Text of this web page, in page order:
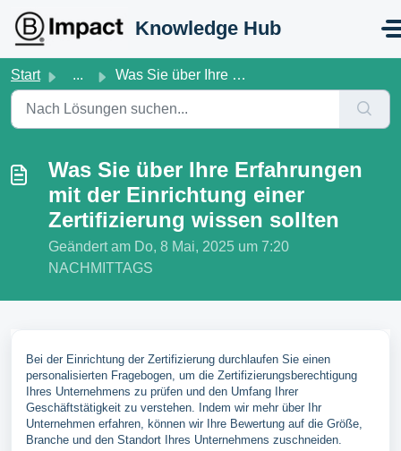
Knowledge Hub
Start ... Was Sie über Ihre Erfahrungen mit der Einrichtung einer Z...
Was Sie über Ihre Erfahrungen
mit der Einrichtung einer
Zertifizierung wissen sollten
Geändert am Do, 8 Mai, 2025 um 7:20
NACHMITTAGS
Bei der Einrichtung der Zertifizierung durchlaufen Sie einen
personalisierten Fragebogen, um die Zertifizierungsberechtigung
Ihres Unternehmens zu prüfen und den Umfang Ihrer
Geschäftstätigkeit zu verstehen. Indem wir mehr über Ihr
Unternehmen erfahren, können wir Ihre Bewertung auf die Größe,
Branche und den Standort Ihres Unternehmens zuschneiden.